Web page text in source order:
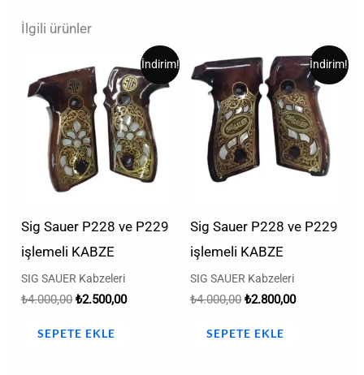
İlgili ürünler
İndirim!
Sig Sauer P228 ve P229
işlemeli KABZE
SIG SAUER Kabzeleri
₺4.000,00
fiyat:
₺4.000,00.
₺2.500,00
andaki
fiyat:
₺2.500,00.
SEPETE EKLE
İndirim!
Sig Sauer P228 ve P229
işlemeli KABZE
SIG SAUER Kabzeleri
₺4.000,00
Orijinal
fiyat:
₺4.000,00.
₺2.800,00
Şu
andaki
fiyat:
₺2.800,00.
SEPETE EKLE